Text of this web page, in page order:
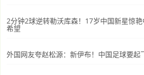
2分钟2球逆转勒沃库森！17岁中国新星惊
希望
外国网友夸赵松源：新伊布！中国足球要起